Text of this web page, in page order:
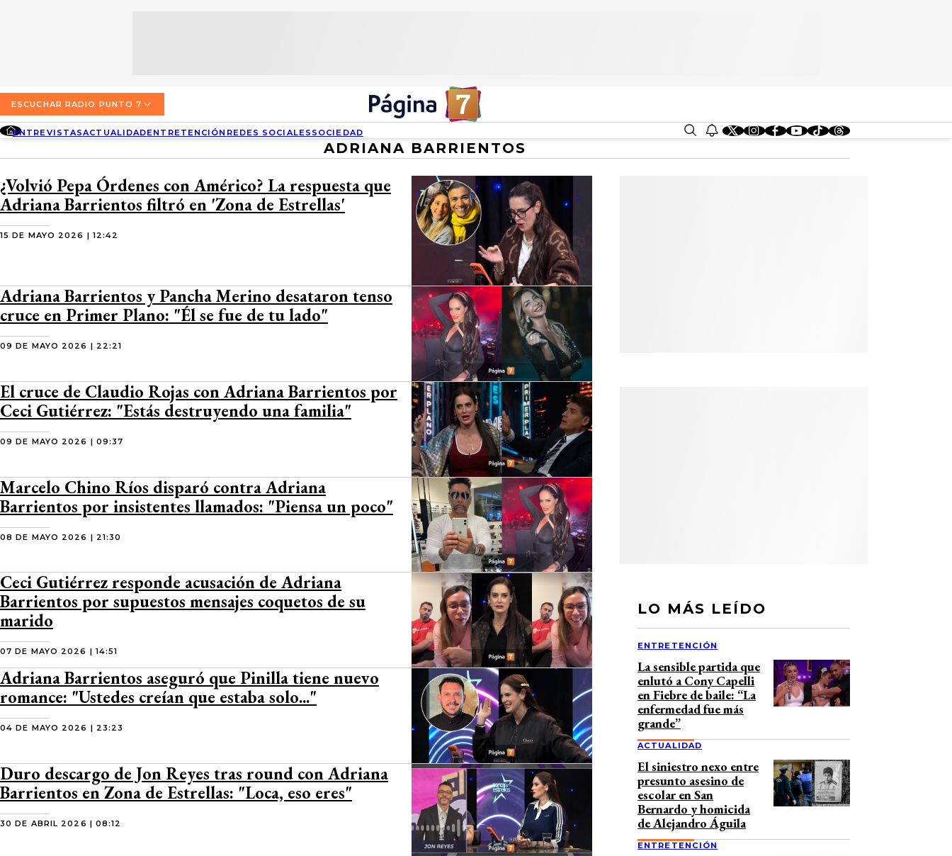
ACTUALIDAD
ENTRETENCIÓN
SOCIEDAD
CONCEPCIÓN
TEMUCO
VALDIVIA
PUERTO MONTT
QUIÉNES SOMOS
DIRECCIONES
CONTACTO COMERCIAL
TARIFAS POLÍTICAS PÁGINA 7
TARIFAS POLÍTICAS RADIO PUNTO 7
POLÍTICA DE PRIVACIDAD
ESCUCHAR RADIO PUNTO 7
ENTREVISTASACTUALIDADENTRETENCIÓN REDES SOCIALES SOCIEDAD
ADRIANA BARRIENTOS
¿Volvió Pepa Órdenes con Américo? La respuesta que
Adriana Barrientos filtró en 'Zona de Estrellas'
15 DE MAYO 2026 | 12:42
Adriana Barrientos y Pancha Merino desataron tenso
cruce en Primer Plano: "Él se fue de tu lado"
09 DE MAYO 2026 | 22:21
El cruce de Claudio Rojas con Adriana Barrientos por
Ceci Gutiérrez: "Estás destruyendo una familia"
09 DE MAYO 2026 | 09:37
Marcelo Chino Ríos disparó contra Adriana
Barrientos por insistentes llamados: "Piensa un poco"
08 DE MAYO 2026 | 21:30
Ceci Gutiérrez responde acusación de Adriana
Barrientos por supuestos mensajes coquetos de su
marido
07 DE MAYO 2026 | 14:51
Adriana Barrientos aseguró que Pinilla tiene nuevo
romance: "Ustedes creían que estaba solo..."
04 DE MAYO 2026 | 23:23
Duro descargo de Jon Reyes tras round con Adriana
Barrientos en Zona de Estrellas: "Loca, eso eres"
30 DE ABRIL 2026 | 08:12
LO MÁS LEÍDO
ENTRETENCIÓN
La sensible partida que
enlutó a Cony Capelli
en Fiebre de baile: “La
enfermedad fue más
grande”
ACTUALIDAD
El siniestro nexo entre
presunto asesino de
escolar en San
Bernardo y homicida
de Alejandro Águila
ENTRETENCIÓN